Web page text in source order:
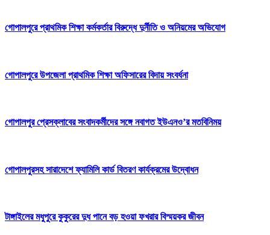
গোপালপুরে প্রাথমিক শিক্ষা কর্মকর্তার বিরুদ্ধে দুর্নীতি ও অনিয়মের অভিযোগ
গোপালপুরে উপজেলা প্রাথমিক শিক্ষা অফিসারের বিদায় সংবর্ধনা
গোপালপুর প্রেসক্লাবের সংবাদকর্মীদের সঙ্গে নবাগত ইউএনও’র মতবিনিময়
গোপালপুরসহ সারাদেশে ফ্যামিলি কার্ড বিতরণ কার্যক্রমের উদ্বোধন
টাঙ্গাইলের মধুপুরে কুকুরের দুধ পানে বড় হওয়া ফখরার বিস্ময়কর জীবন